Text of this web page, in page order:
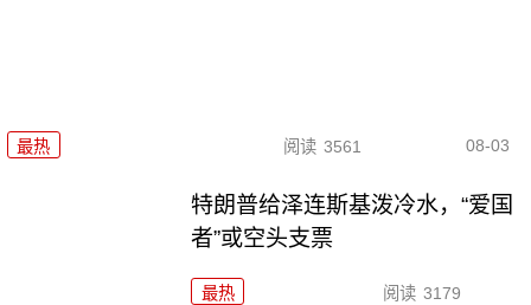
最热 阅读 3561 08-03
特朗普给泽连斯基泼冷水，“爱国
者”或空头支票
最热 阅读 3179